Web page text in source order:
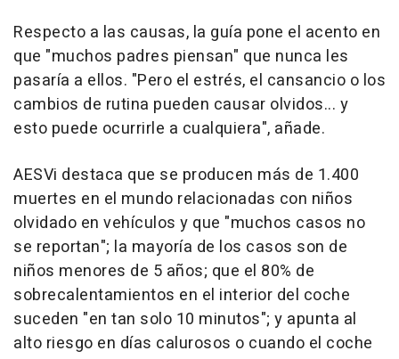
Respecto a las causas, la guía pone el acento en
que "muchos padres piensan" que nunca les
pasaría a ellos. "Pero el estrés, el cansancio o los
cambios de rutina pueden causar olvidos... y
esto puede ocurrirle a cualquiera", añade.
AESVi destaca que se producen más de 1.400
muertes en el mundo relacionadas con niños
olvidado en vehículos y que "muchos casos no
se reportan"; la mayoría de los casos son de
niños menores de 5 años; que el 80% de
sobrecalentamientos en el interior del coche
suceden "en tan solo 10 minutos"; y apunta al
alto riesgo en días calurosos o cuando el coche